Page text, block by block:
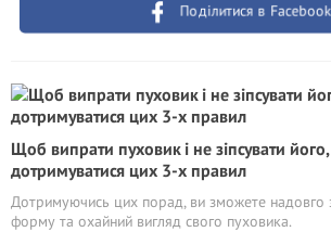
Поділитися в Facebook
Щоб випрати пуховик і не зіпсувати
дотримуватися цих 3-х правил
Дотримуючись цих порад, ви зможете надовго
форму та охайний вигляд свого пуховика.